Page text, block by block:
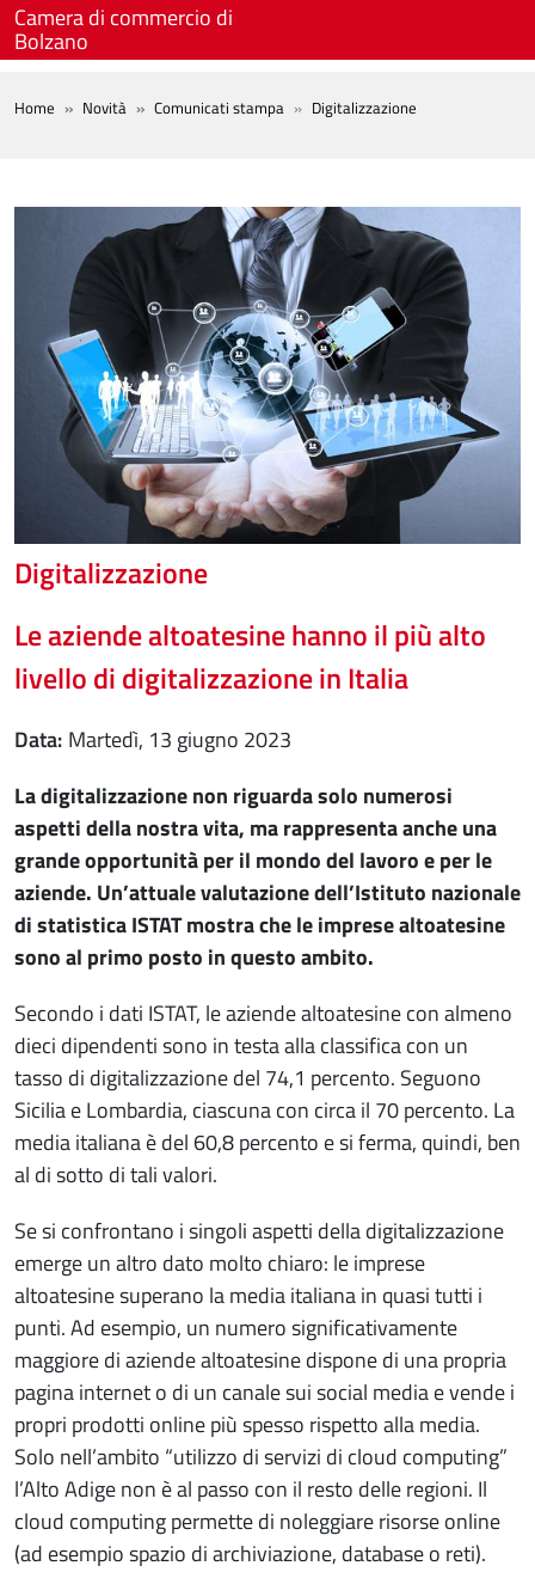
Salta al contenuto principale
Camera di commercio di
Bolzano
BREADCRUMB
Home Novità Comunicati stampa Digitalizzazione
Digitalizzazione
Le aziende altoatesine hanno il più alto
livello di digitalizzazione in Italia
Data
martedì, 13 giugno 2023
La digitalizzazione non riguarda solo numerosi
aspetti della nostra vita, ma rappresenta anche una
grande opportunità per il mondo del lavoro e per le
aziende. Un’attuale valutazione dell’Istituto nazionale
di statistica ISTAT mostra che le imprese altoatesine
sono al primo posto in questo ambito.
Secondo i dati ISTAT, le aziende altoatesine con almeno
dieci dipendenti sono in testa alla classifica con un
tasso di digitalizzazione del 74,1 percento. Seguono
Sicilia e Lombardia, ciascuna con circa il 70 percento. La
media italiana è del 60,8 percento e si ferma, quindi, ben
al di sotto di tali valori.
Se si confrontano i singoli aspetti della digitalizzazione
emerge un altro dato molto chiaro: le imprese
altoatesine superano la media italiana in quasi tutti i
punti. Ad esempio, un numero significativamente
maggiore di aziende altoatesine dispone di una propria
pagina internet o di un canale sui social media e vende i
propri prodotti online più spesso rispetto alla media.
Solo nell’ambito “utilizzo di servizi di cloud computing”
l’Alto Adige non è al passo con il resto delle regioni. Il
cloud computing permette di noleggiare risorse online
(ad esempio spazio di archiviazione, database o reti).